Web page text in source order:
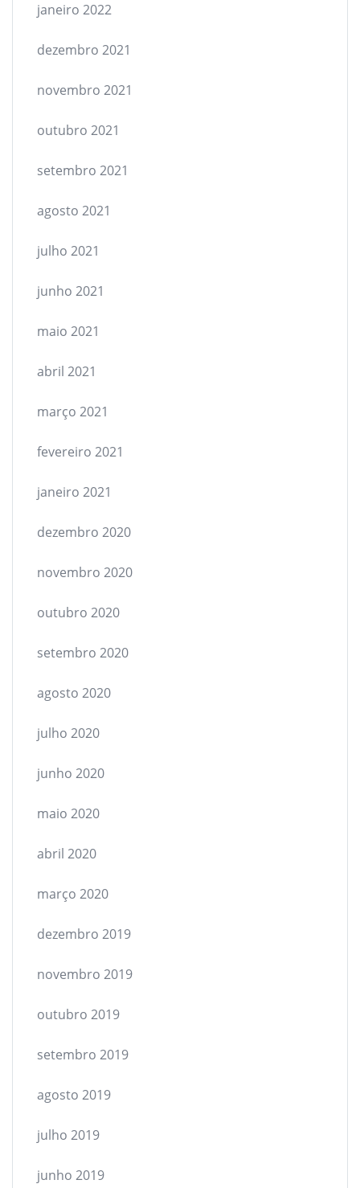
janeiro 2022
dezembro 2021
novembro 2021
outubro 2021
setembro 2021
agosto 2021
julho 2021
junho 2021
maio 2021
abril 2021
março 2021
fevereiro 2021
janeiro 2021
dezembro 2020
novembro 2020
outubro 2020
setembro 2020
agosto 2020
julho 2020
junho 2020
maio 2020
abril 2020
março 2020
dezembro 2019
novembro 2019
outubro 2019
setembro 2019
agosto 2019
julho 2019
junho 2019